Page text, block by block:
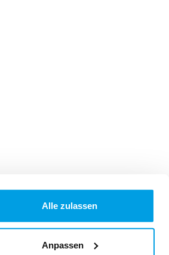
Alle zulassen
Anpassen